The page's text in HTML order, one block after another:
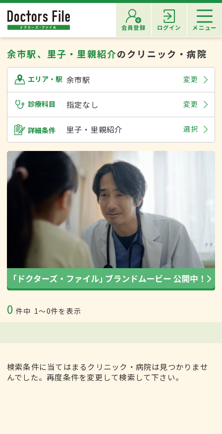
会員登録 ログイン メニュー
余市駅、里子・里親紹介のクリニック・病院
エリア・駅 余市駅 変更
診療科目 指定なし 変更
詳細条件 里子・里親紹介 選択
0 件中 1〜0件を表示
検索条件に当てはまるクリニック・病院は見つかりませ
んでした。再度条件を変更して検索して下さい。